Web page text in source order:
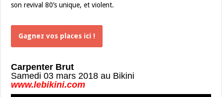
son revival 80’s unique, et violent.
Gagnez vos places ici !
Carpenter Brut
Samedi 03 mars 2018 au Bikini
www.lebikini.com